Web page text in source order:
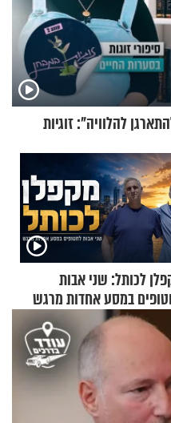
להלוויה": זוגיות
לכותל: שני אבות
במסע אחדות מרגש